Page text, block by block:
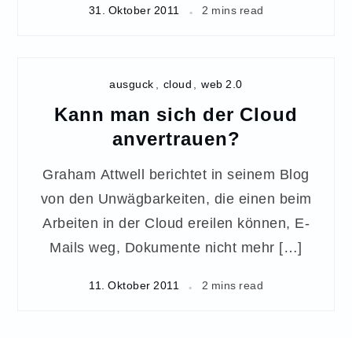
31. Oktober 2011 2 mins read
ausguck cloud web 2.0
Kann man sich der Cloud
anvertrauen?
Graham Attwell berichtet in seinem Blog
von den Unwägbarkeiten, die einen beim
Arbeiten in der Cloud ereilen können, E-
Mails weg, Dokumente nicht mehr […]
11. Oktober 2011 2 mins read